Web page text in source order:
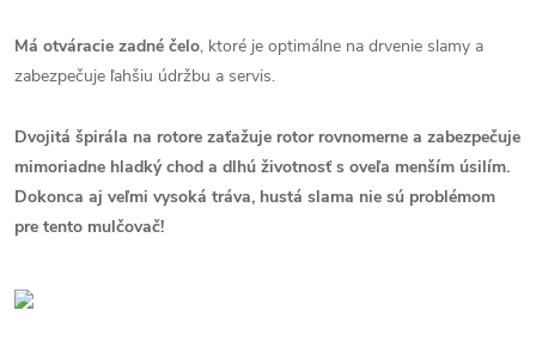
Má otváracie zadné čelo, ktoré je optimálne na drvenie slamy a
zabezpečuje ľahšiu údržbu a servis.
Dvojitá špirála na rotore zaťažuje rotor rovnomerne a zabezpečuje
mimoriadne hladký chod a dlhú životnosť s oveľa menším úsilím.
Dokonca aj veľmi vysoká tráva, hustá slama nie sú problémom
pre tento mulčovač!